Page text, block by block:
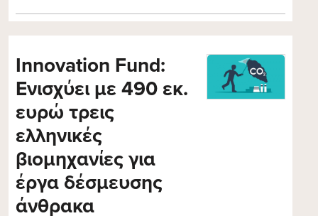
Innovation Fund:
Ενισχύει με 490 εκ.
ευρώ τρεις
ελληνικές
βιομηχανίες για
έργα δέσμευσης
άνθρακα